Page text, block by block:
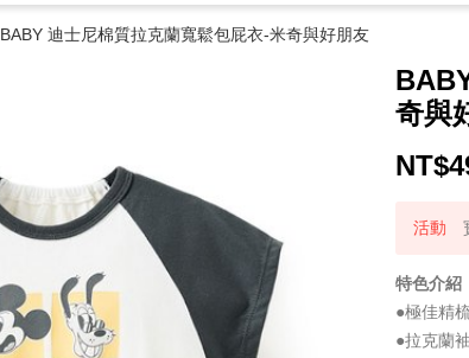
BABY 迪士尼棉質拉克蘭寬鬆包屁衣-米奇與好朋友
奇與
NT$
特色介紹
●極佳精
●拉克蘭